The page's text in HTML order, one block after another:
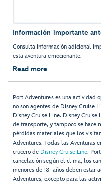
Información importante
Consulta información adicional
esta aventura emocionante.
Read more
Port Adventures es una actividad
no son agentes de Disney Cruise
Disney Cruise Line. Disney
de transporte, y tampoco se hace
pérdidas materiales que los
Adventures. Todas las Aventuras
crucero de Disney Cruise Line.
cancelación según el clima, los
menores de 18 años deben estar
Adventures, excepto para las